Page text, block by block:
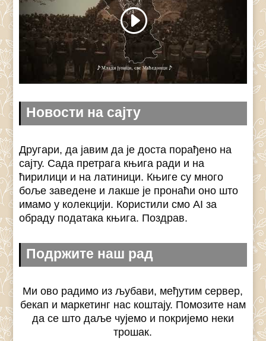
Новости на сајту
Другари, да јавим да је доста порађено на
сајту. Сада претрага књига ради и на
ћирилици и на латиници. Књиге су много
боље заведене и лакше је пронаћи оно што
имамо у колекцији. Користили смо AI за
обраду података књига. Поздрав.
Подржите наш рад
Ми ово радимо из љубави, међутим сервер,
бекап и маркетинг нас коштају. Помозите нам
да се што даље чујемо и покријемо неки
трошак.